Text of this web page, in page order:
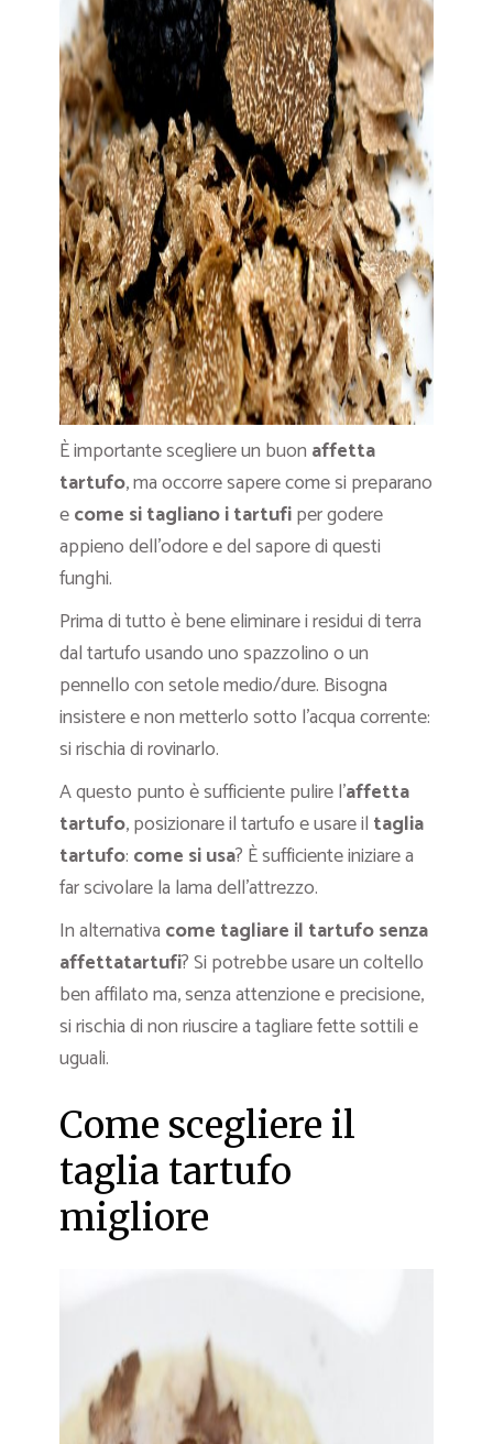
È importante scegliere un buon affetta
tartufo, ma occorre sapere come si preparano
ecome si tagliano i tartufiper godere
appieno dell’odore e del sapore di questi
funghi.
Prima di tutto è bene eliminare i residui di terra
dal tartufo usando uno spazzolino o un
pennello con setole medio/dure. Bisogna
insistere e non metterlo sotto l’acqua corrente:
si rischia di rovinarlo.
A questo punto è sufficiente pulire l’affetta
tartufo, posizionare il tartufo e usare il taglia
tartufo: come siusa? È sufficiente iniziare a
far scivolare la lama dell’attrezzo.
In alternativa come tagliare il tartufo senza
affettatartufi? Si potrebbe usare un coltello
ben affilato ma, senza attenzione e precisione,
si rischia di non riuscire a tagliare fette sottili e
uguali.
Come scegliere il
taglia tartufo
migliore